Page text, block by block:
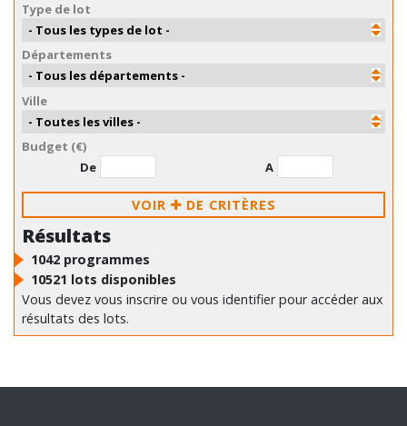
Type de lot
Départements
Ville
Budget (€)
De
A
VOIR DE CRITÈRES
Résultats
1042 programmes
10521 lots disponibles
Vous devez vous inscrire ou vous identifier pour accéder aux
résultats des lots.